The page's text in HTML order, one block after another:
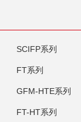
SCIFP系列
FT系列
GFM-HTE系列
FT-HT系列